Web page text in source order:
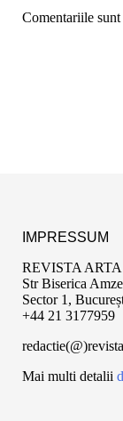
Comentariile sunt
IMPRESSUM
REVISTA ARTA
Str Biserica
Sector 1,
+44 21 3177959
Mai multi detalii